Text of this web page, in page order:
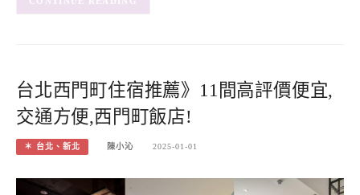
台北西門町住宿推薦》11間高評價便宜,
交通方便,西門町飯店!
＊ 台北、新北 陳小沁 2025-01-01